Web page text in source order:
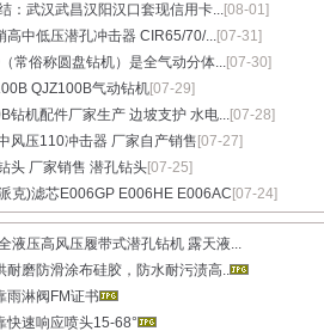
：武汉武昌汉阳汉口套现信用卡...[08-01]
高中低压潜孔冲击器 CIR65/70/...[07-31]
常俗称圆盘钻机）是全气动分体...[07-30]
QJZ100B气动钻机[07-29]
钻机配件厂家生产 边坡支护 水电...[07-28]
风压110冲击器 厂家自产销售 [07-27]
头 厂家销售 潜孔钻头[07-25]
克)滤芯E006GP E006HE E006AC [07-24]
液压高风压履带式潜孔钻机 露天液...
耐磨防滑涂布硅胶，防水耐污渍高..
雨淋阀FM证书
快速响应喷头15-68°